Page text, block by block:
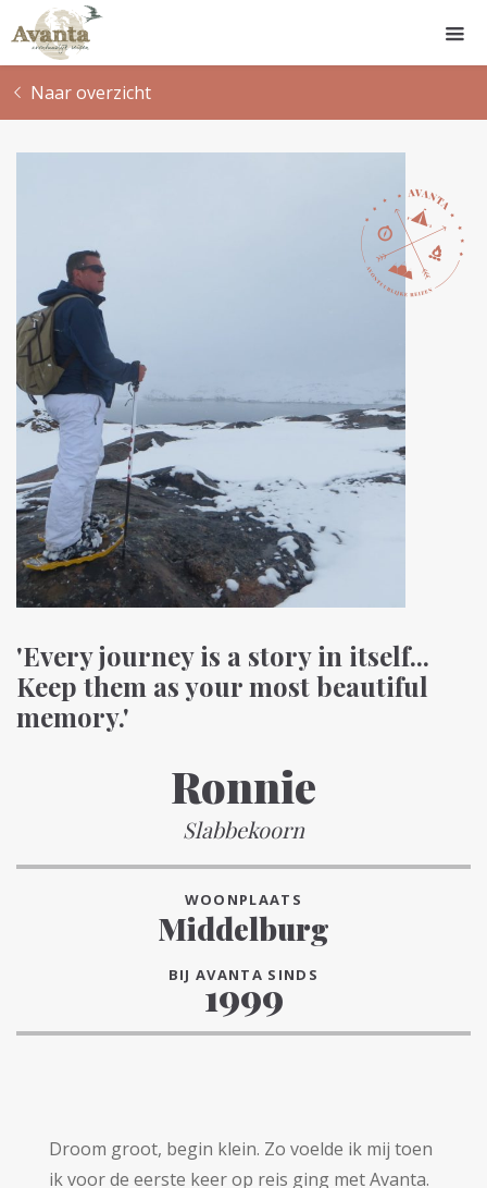
Naar overzicht
'Every journey is a story in itself...
Keep them as your most beautiful
memory.'
Ronnie
Slabbekoorn
WOONPLAATS
Middelburg
BIJ AVANTA SINDS
1999
Droom groot, begin klein. Zo voelde ik mij toen
ik voor de eerste keer op reis ging met Avanta.